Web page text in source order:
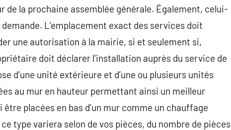
de la prochaine assemblée générale. Également, celui-
L’emplacement exact des services doit
une autorisation à la mairie, si et seulement si,
doit déclarer l’installation auprès du service de
d’une unité extérieure et d’une ou plusieurs unités
au mur en hauteur permettant ainsi un meilleur
placées en bas d’un mur comme un chauffage
type variera selon de vos pièces, du nombre de pièces